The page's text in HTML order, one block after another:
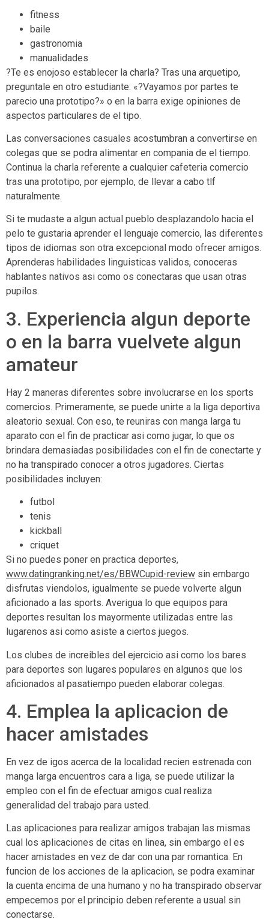
fitness
baile
gastronomia
manualidades
?Te es enojoso establecer la charla? Tras una arquetipo,
preguntale en otro estudiante: «?Vayamos por partes te
parecio una prototipo?» o en la barra exige opiniones de
aspectos particulares de el tipo.
Las conversaciones casuales acostumbran a convertirse en
colegas que se podra alimentar en compania de el tiempo.
Continua la charla referente a cualquier cafeteria comercio
tras una prototipo, por ejemplo, de llevar a cabo tlf
naturalmente.
Si te mudaste a algun actual pueblo desplazandolo hacia el
pelo te gustaria aprender el lenguaje comercio, las diferentes
tipos de idiomas son otra excepcional modo ofrecer amigos.
Aprenderas habilidades linguisticas validos, conoceras
hablantes nativos asi­ como os conectaras que usan otras
pupilos.
3. Experiencia algun deporte
o en la barra vuelvete algun
amateur
Hay 2 maneras diferentes sobre involucrarse en los sports
comercios. Primeramente, se puede unirte a la liga deportiva
aleatorio sexual. Con eso, te reuniras con manga larga tu
aparato con el fin de practicar asi­ como jugar, lo que os
brindara demasiadas posibilidades con el fin de conectarte y
no ha transpirado conocer a otros jugadores. Ciertas
posibilidades incluyen:
futbol
tenis
kickball
criquet
Si no puedes poner en practica deportes,
www.datingranking.net/es/BBWCupid-review sin embargo
disfrutas viendolos, igualmente se puede volverte algun
aficionado a las sports. Averigua lo que equipos para
deportes resultan los mayormente utilizadas entre las
lugarenos asi­ como asiste a ciertos juegos.
Los clubes de increibles del ejercicio asi­ como los bares
para deportes son lugares populares en algunos que los
aficionados al pasatiempo pueden elaborar colegas.
4. Emplea la aplicacion de
hacer amistades
En vez de igos acerca de la localidad recien estrenada con
manga larga encuentros cara a liga, se puede utilizar la
empleo con el fin de efectuar amigos cual realiza
generalidad del trabajo para usted.
Las aplicaciones para realizar amigos trabajan las mismas
cual los aplicaciones de citas en linea, sin embargo el es
hacer amistades en vez de dar con una par romantica. En
funcion de los acciones de la aplicacion, se podra examinar
la cuenta encima de una humano y no ha transpirado observar
empecemos por el principio deben referente a usual sin
conectarse.